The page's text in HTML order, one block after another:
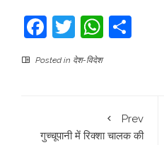
Facebook
Twitter
Posted in देश-विदेश
Prev
गुच्चूपानी में रिक्शा चालक की